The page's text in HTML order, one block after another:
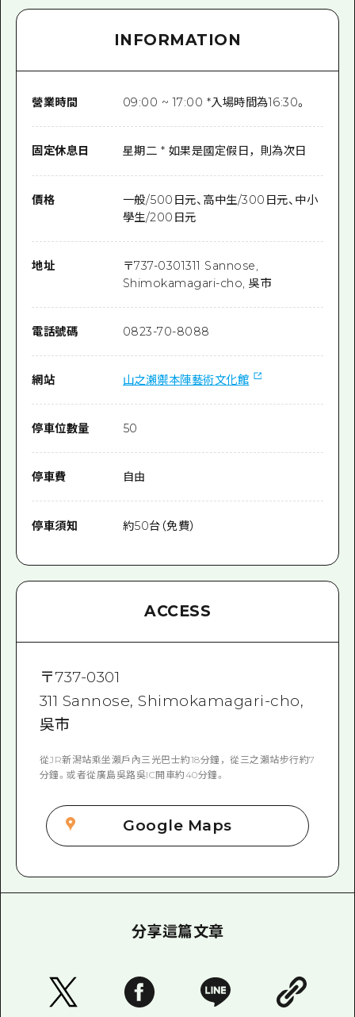
INFORMATION
營業時間 09:00 ~ 17:00 *入場時間為16:30。
固定休息日 星期二 * 如果是國定假日，則為次日
價格
一般/500日元、高中生/300日元、中小
學生/200日元
地址 〒737-0301311 Sannose,
Shimokamagari-cho, 吳市
電話號碼 0823-70-8088
網站 山之瀨禦本陣藝術文化館
停車位數量 50
停車費 自由
停車須知 約50台（免費）
ACCESS
〒737-0301
311 Sannose, Shimokamagari-cho,
吳市
從JR新潟站乘坐瀨戶內三光巴士約18分鐘，從三之瀨站步行約7
分鐘。或者從廣島吳路吳IC開車約40分鐘。
Google Maps
分享這篇文章